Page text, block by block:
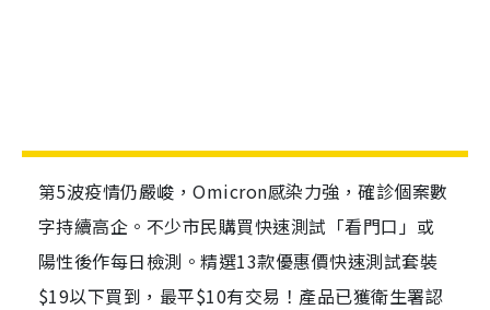
第5波疫情仍嚴峻，Omicron感染力強，確診個案數
字持續高企。不少市民購買快速測試「看門口」或
陽性後作每日檢測。精選13款優惠價快速測試套裝
$19以下買到，最平$10有交易！產品已獲衛生署認